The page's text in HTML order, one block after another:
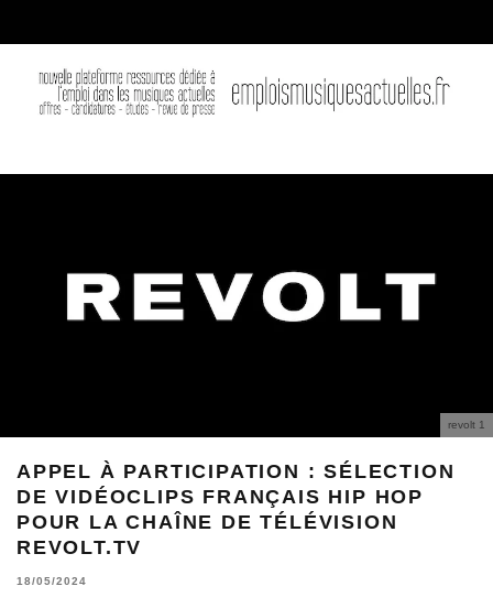
revolt 1
APPEL À PARTICIPATION : SÉLECTION
DE VIDÉOCLIPS FRANÇAIS HIP HOP
POUR LA CHAÎNE DE TÉLÉVISION
REVOLT.TV
18/05/2024